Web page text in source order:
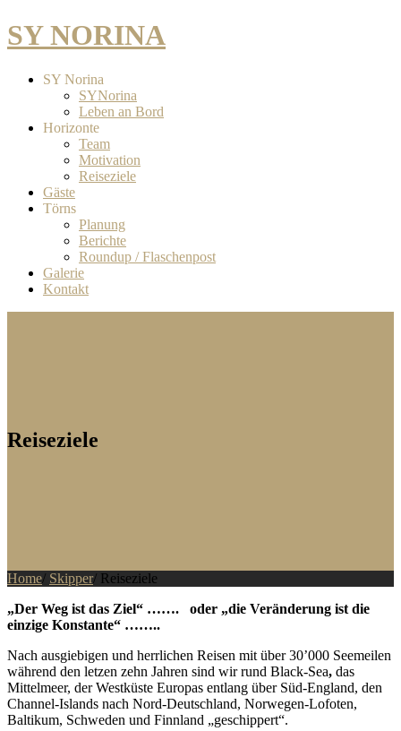
SY NORINA
SY Norina
SYNorina
Leben an Bord
Horizonte
Team
Motivation
Reiseziele
Gäste
Törns
Planung
Berichte
Roundup / Flaschenpost
Galerie
Kontakt
Reiseziele
Home/ Skipper/ Reiseziele
„Der Weg ist das Ziel“ ……. oder „die Veränderung ist die
einzige Konstante“ ……..
Nach ausgiebigen und herrlichen Reisen mit über 30’000 Seemeilen
während den letzen zehn Jahren sind wir rund Black-Sea, das
Mittelmeer, der Westküste Europas entlang über Süd-England, den
Channel-Islands nach Nord-Deutschland, Norwegen-Lofoten,
Baltikum, Schweden und Finnland „geschippert“.